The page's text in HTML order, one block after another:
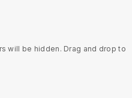
will be hidden. Drag and drop to